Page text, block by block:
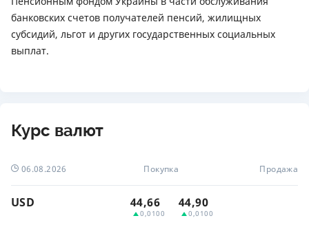
банковских счетов получателей пенсий, жилищных
субсидий, льгот и других государственных социальных
выплат.
Курс валют
06.08.2026 Покупка Продажа
USD 44,66
0,0100
44,90
0,0100